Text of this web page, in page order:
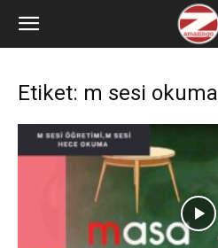
Etiket: m sesi okuma